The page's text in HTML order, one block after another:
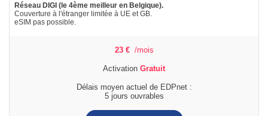
Réseau DIGI (le 4ème meilleur en Belgique).
Couverture à l'étranger limitée à UE et GB.
eSIM pas possible.
23 € /mois
Activation Gratuit
Délais moyen actuel de EDPnet :
5 jours ouvrables